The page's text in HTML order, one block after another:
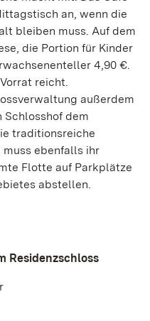
an, wenn die
bleiben muss. Auf dem
die Portion für Kinder
4,90 €.
reicht.
außerdem
Schlosshof dem
traditionsreiche
ebenfalls ihr
Flotte auf Parkplätze
abstellen.
Residenzschloss